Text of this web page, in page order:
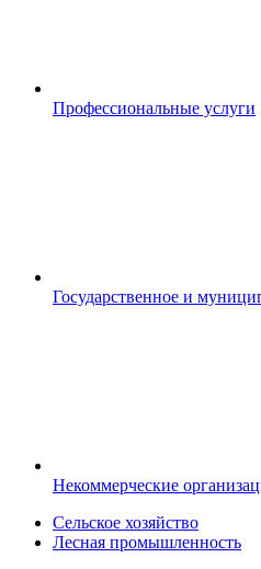
Профессиональные услуги
Государственное и
Некоммерческие
Сельское хозяйство
Лесная промышленность